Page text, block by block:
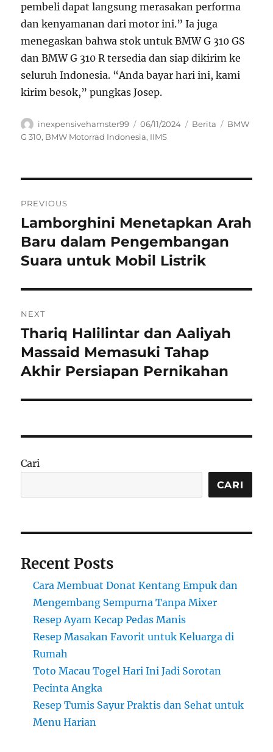
pembeli dapat langsung merasakan performa
dan kenyamanan dari motor ini.” Ia juga
menegaskan bahwa stok untuk BMW G 310 GS
dan BMW G 310 R tersedia dan siap dikirim ke
seluruh Indonesia. “Anda bayar hari ini, kami
kirim besok,” pungkas Josep.
Author
inexpensivehamster99
Posted
on
06/11/2024 Categories
Berita Tags
BMW
G 310, BMW Motorrad Indonesia, IIMS
pos
PREVIOUS
Previous
post:
Lamborghini Menetapkan Arah
Baru dalam Pengembangan
Suara untuk Mobil Listrik
NEXT
Next
post:
Thariq Halilintar dan Aaliyah
Massaid Memasuki Tahap
Akhir Persiapan Pernikahan
Cari
CARI
Recent Posts
Cara Membuat Donat Kentang Empuk dan
Mengembang Sempurna Tanpa Mixer
Resep Ayam Kecap Pedas Manis
Resep Masakan Favorit untuk Keluarga di
Rumah
Toto Macau Togel Hari Ini Jadi Sorotan
Pecinta Angka
Resep Tumis Sayur Praktis dan Sehat untuk
Menu Harian